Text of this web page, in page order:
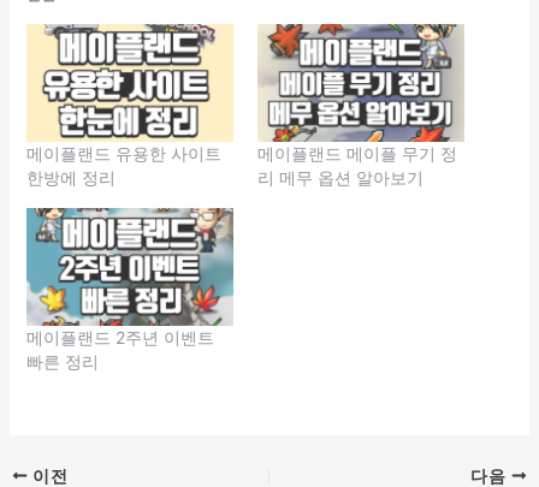
메이플랜드 유용한 사이트
한방에 정리
메이플랜드 메이플 무기 정
리 메무 옵션 알아보기
메이플랜드 2주년 이벤트
빠른 정리
이전 다음